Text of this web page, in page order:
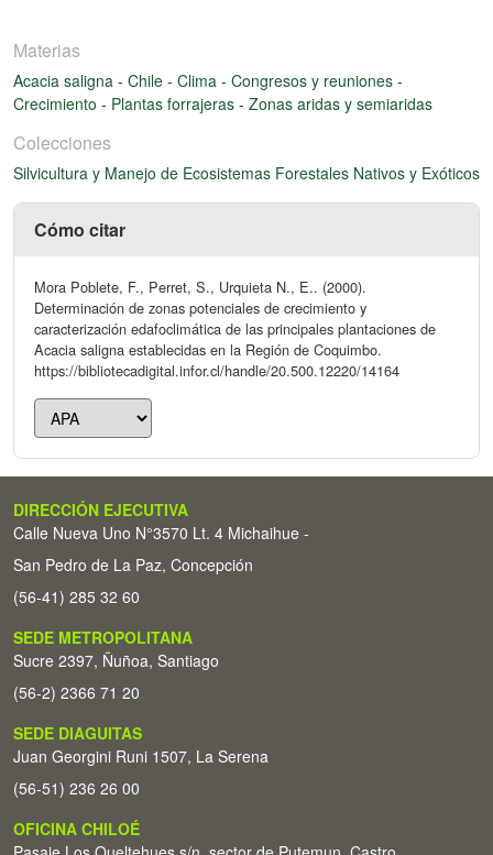
Materias
Acacia saligna - Chile - Clima - Congresos y reuniones -
Crecimiento - Plantas forrajeras - Zonas aridas y semiaridas
Colecciones
Silvicultura y Manejo de Ecosistemas Forestales Nativos y Exóticos
Cómo citar
Mora Poblete, F., Perret, S., Urquieta N., E.. (2000).
Determinación de zonas potenciales de crecimiento y
caracterización edafoclimática de las principales plantaciones de
Acacia saligna establecidas en la Región de Coquimbo.
https://bibliotecadigital.infor.cl/handle/20.500.12220/14164
DIRECCIÓN EJECUTIVA
Calle Nueva Uno N°3570 Lt. 4 Michaihue -
San Pedro de La Paz, Concepción
(56-41) 285 32 60
SEDE METROPOLITANA
Sucre 2397, Ñuñoa, Santiago
(56-2) 2366 71 20
SEDE DIAGUITAS
Juan Georgini Runi 1507, La Serena
(56-51) 236 26 00
OFICINA CHILOÉ